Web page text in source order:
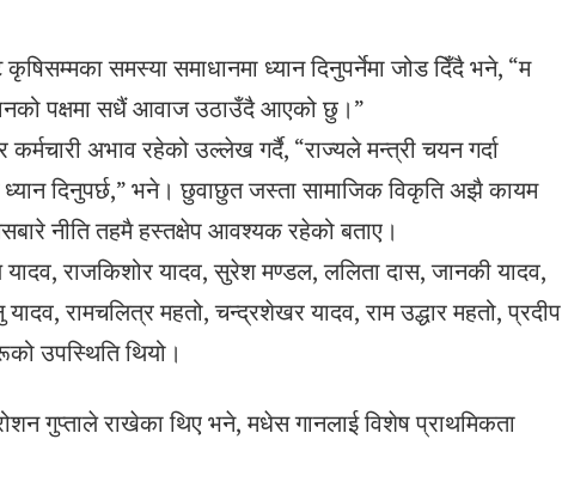
समस्या समाधानमा ध्यान दिनुपर्नेमा जोड दिँदै भने, “म
पक्षमा सधैं आवाज उठाउँदै आएको छु।”
अभाव रहेको उल्लेख गर्दै, “राज्यले मन्त्री चयन गर्दा
ध्यान दिनुपर्छ,” भने। छुवाछुत जस्ता सामाजिक विकृति अझै कायम
नीति तहमै हस्तक्षेप आवश्यक रहेको बताए।
राजकिशोर यादव, सुरेश मण्डल, ललिता दास, जानकी यादव,
रामचलित्र महतो, चन्द्रशेखर यादव, राम उद्धार महतो, प्रदीप
उपस्थिति थियो।
गुप्ताले राखेका थिए भने, मधेस गानलाई विशेष प्राथमिकता